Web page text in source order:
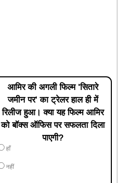
आमिर की अगली फिल्म 'सितारे
जमीन पर' का ट्रेलर हाल ही में
रिलीज हुआ। क्या यह फिल्म आमिर
को बॉक्स ऑफिस पर सफलता दिला
पाएगी?
हाँ
नहीं